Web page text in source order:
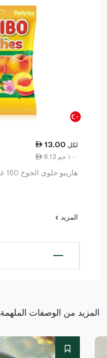
13.00 لكل
8.13 ١٠٠ جم
هاريبو حلوى الخوخ 160 غرام
المزيد
المزيد من الوصفات الملهمة